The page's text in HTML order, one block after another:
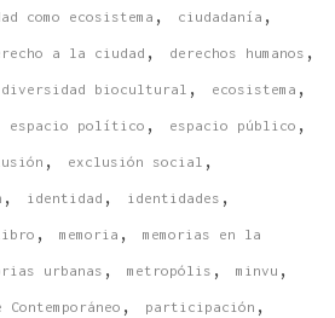
como ecosistema , ciudadanía ,
a la ciudad , derechos humanos ,
diversidad biocultural , ecosistema ,
espacio político , espacio público ,
, exclusión social ,
, identidad , identidades ,
,memoria ,memorias en la
urbanas ,metropólis ,minvu ,
, participación ,